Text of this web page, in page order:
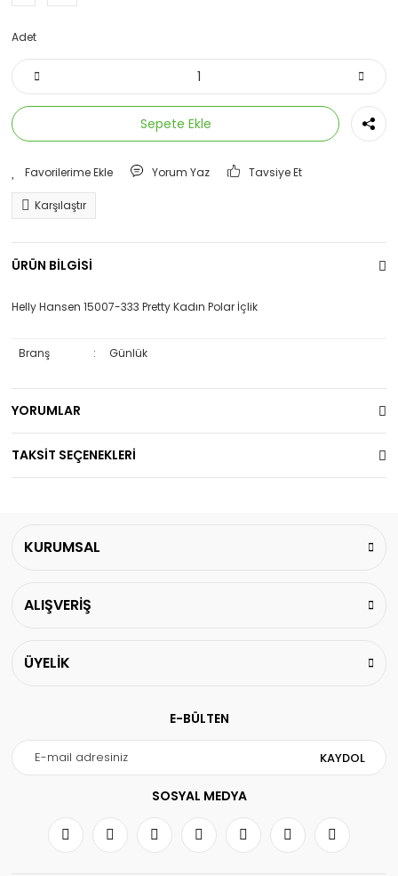
Adet
Sepete Ekle
Yorum Yaz Tavsiye Et
Karşılaştır
ÜRÜN BİLGİSİ
Helly Hansen 15007-333 Pretty Kadın Polar İçlik
Branş : Günlük
YORUMLAR
TAKSİT SEÇENEKLERİ
KURUMSAL
ALIŞVERİŞ
ÜYELİK
E-BÜLTEN
KAYDOL
SOSYAL MEDYA